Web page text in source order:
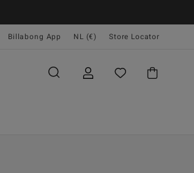
Billabong App NL (€) Store Locator